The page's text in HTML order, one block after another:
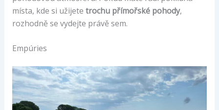
místa, kde si užijete trochu přímořské pohody,
rozhodně se vydejte právě sem.
Empúries